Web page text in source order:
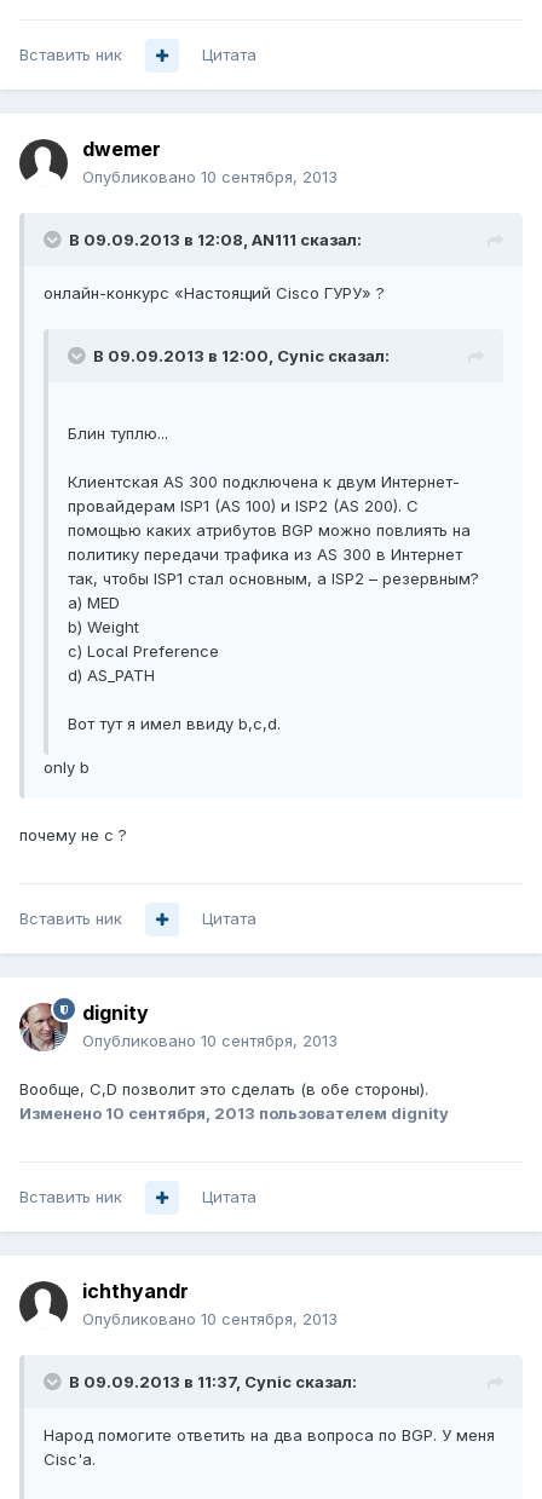
Вставить ник Цитата
dwemer
Опубликовано 10 сентября, 2013
В 09.09.2013 в 12:08, AN111 сказал:
онлайн-конкурс «Настоящий Cisco ГУРУ» ?
В 09.09.2013 в 12:00, Cynic сказал:
Блин туплю...
Клиентская AS 300 подключена к двум Интернет-
провайдерам ISP1 (AS 100) и ISP2 (AS 200). С
помощью каких атрибутов BGP можно повлиять на
политику передачи трафика из AS 300 в Интернет
так, чтобы ISP1 стал основным, а ISP2 – резервным?
а) MED
b) Weight
c) Local Preference
d) AS_PATH
Вот тут я имел ввиду b,c,d.
only b
почему не c ?
Вставить ник Цитата
dignity
Опубликовано 10 сентября, 2013
Вообще, C,D позволит это сделать (в обе стороны).
Изменено 10 сентября, 2013 пользователем dignity
Вставить ник Цитата
ichthyandr
Опубликовано 10 сентября, 2013
В 09.09.2013 в 11:37, Cynic сказал:
Народ помогите ответить на два вопроса по BGP. У меня
Cisc'a.